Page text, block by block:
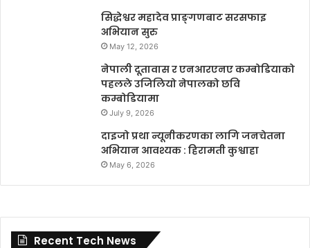
सिद्धेश्वर महादेव प्राङ्गणबाट सरसफाइ
अभियान सुरु
May 12, 2026
नेपाली दूतावास र एनआरएनए कम्बोडियाको
पहलले उजिलियो नेपालको छवि
कम्बोडियामा
July 9, 2026
दाइजो प्रथा न्यूनीकरणका लागि जनचेतना
अभियान आवश्यक : हिरामती कुश्वाहा
May 6, 2026
Recent Tech News